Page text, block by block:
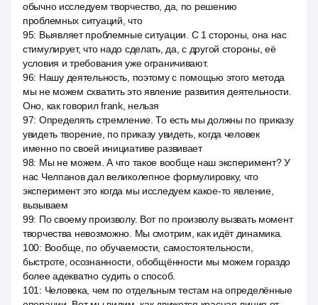
обычно исследуем творчество, да, по решению
проблемных ситуаций, что
95: Выявляет проблемные ситуации. С 1 стороны, она нас
стимулирует, что надо сделать, да, с другой стороны, её
условия и требования уже ограничивают.
96: Нашу деятельность, поэтому с помощью этого метода
мы не можем схватить это явление развития деятельности.
Оно, как говорил frank, нельзя
97: Определять стремление. То есть мы должны по приказу
увидеть творение, по приказу увидеть, когда человек
именно по своей инициативе развивает
98: Мы не можем. А что такое вообще наш эксперимент? У
нас Челпанов дал великолепное формулировку, что
эксперимент это когда мы исследуем какое-то явление,
вызываем
99: По своему произволу. Вот по произволу вызвать момент
творчества невозможно. Мы смотрим, как идёт динамика.
100: Вообще, по обучаемости, самостоятельности,
быстроте, осознанности, обобщённости мы можем гораздо
более адекватно судить о способ.
101 : Человека, чем по отдельным тестам на определённые